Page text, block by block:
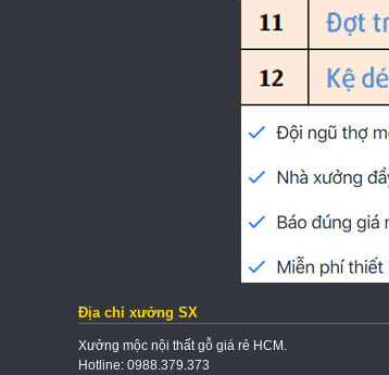
Địa chỉ xưởng SX
Xưởng mộc nội thất gỗ giá rẻ HCM.
Hotline: 0988.379.373